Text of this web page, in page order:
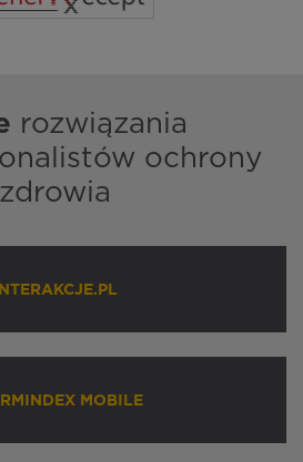
rozwiązania
ochrony
zdrowia
INTERAKCJE.PL
MOBILE